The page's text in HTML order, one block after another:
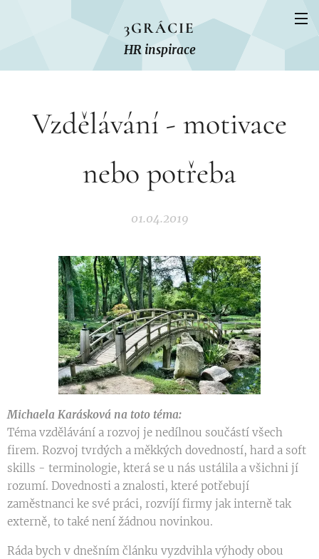
3GRÁCIE
HR inspirace
Vzdělávání - motivace
nebo potřeba
01.04.2019
Michaela Karásková na toto téma:
Téma vzdělávání a rozvoj je nedílnou součástí všech
firem. Rozvoj tvrdých a měkkých dovedností, hard a soft
skills - terminologie, která se u nás ustálila a všichni jí
rozumí. Dovednosti a znalosti, které potřebují
zaměstnanci ke své práci, rozvíjí firmy jak interně tak
externě, to také není žádnou novinkou.
Ráda bych v dnešním článku vyzdvihla výhody obou